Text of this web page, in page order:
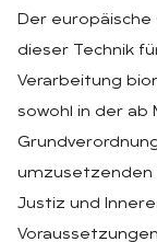
Der
dieser Technik
Verarbeitung
sowohl in der ab
umzusetzenden
Justiz und